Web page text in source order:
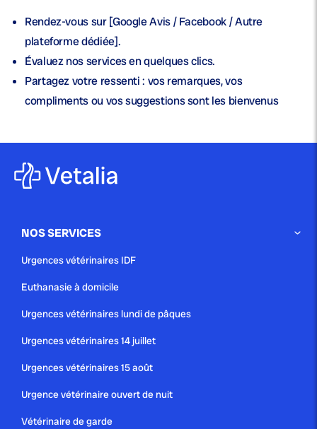
Rendez-vous sur [Google Avis / Facebook / Autre
plateforme dédiée].
Évaluez nos services en quelques clics.
Partagez votre ressenti : vos remarques, vos
compliments ou vos suggestions sont les bienvenus
NOS SERVICES
Urgences vétérinaires IDF
Euthanasie à domicile
Urgences vétérinaires lundi de pâques
Urgences vétérinaires 14 juillet
Urgences vétérinaires 15 août
Urgence vétérinaire ouvert de nuit
Vétérinaire de garde